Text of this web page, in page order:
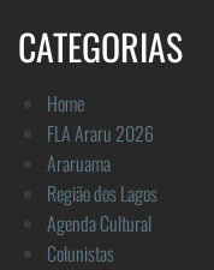
CATEGORIAS
Home
FLA Araru 2026
Araruama
Região dos Lagos
Agenda Cultural
Colunistas